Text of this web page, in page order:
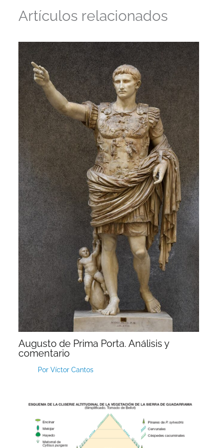
Artículos relacionados
Augusto de Prima Porta. Análisis y
comentario
Por Víctor Cantos